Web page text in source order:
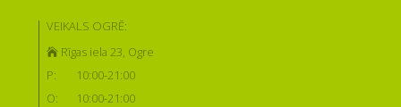
VEIKALS OGRĒ:
Rīgas iela 23, Ogre
P:
10:00-21:00
O:
10:00-21:00